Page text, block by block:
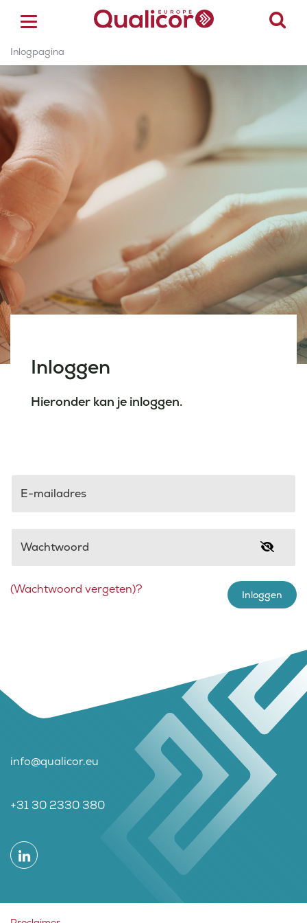
ACCREDITATIE
CERTIFICERING
ACADEMY
ZORGSECTOREN
OVER ONS
CONTACT
Inlogpagina
Inloggen
Hieronder kan je inloggen.
E-mailadres
Wachtwoord
Inloggen
(Wachtwoord vergeten)?
info@qualicor.eu
+31 30 2330 380